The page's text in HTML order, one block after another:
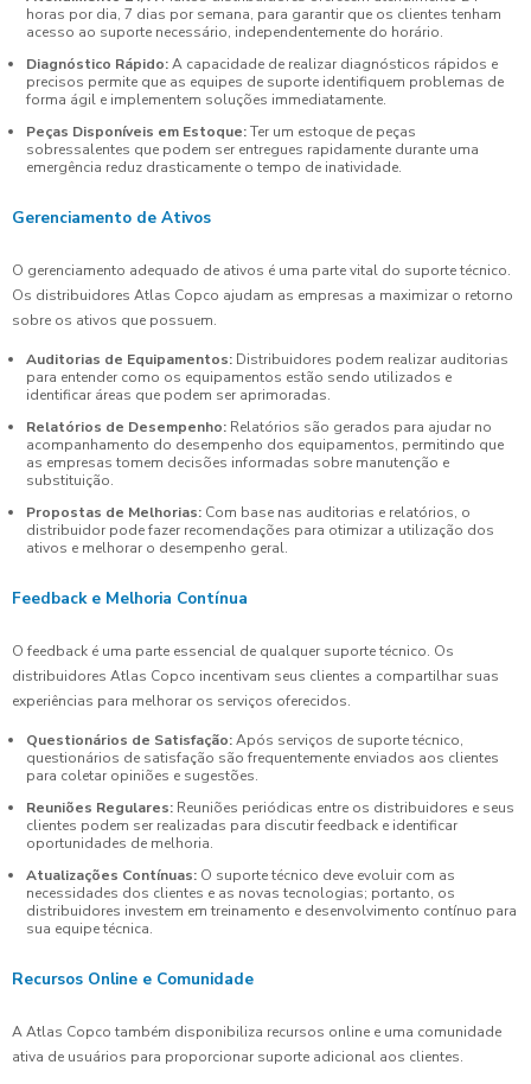
horas por dia, 7 dias por semana, para garantir que os clientes tenham
acesso ao suporte necessário, independentemente do horário.
Diagnóstico Rápido:A capacidade de realizar diagnósticos rápidos e
precisos permite que as equipes de suporte identifiquem problemas de
forma ágil e implementem soluções immediatamente.
Peças Disponíveis em Estoque:Ter um estoque de peças
sobressalentes que podem ser entregues rapidamente durante uma
emergência reduz drasticamente o tempo de inatividade.
Gerenciamento de Ativos
O gerenciamento adequado de ativos é uma parte vital do suporte técnico.
Os distribuidores Atlas Copco ajudam as empresas a maximizar o retorno
sobre os ativos que possuem.
Auditorias de Equipamentos: Distribuidores podem realizar auditorias
para entender como os equipamentos estão sendo utilizados e
identificar áreas que podem ser aprimoradas.
Relatórios de Desempenho: Relatórios são gerados para ajudar no
acompanhamento do desempenho dos equipamentos, permitindo que
as empresas tomem decisões informadas sobre manutenção e
substituição.
Propostas de Melhorias: Com base nas auditorias e relatórios, o
distribuidor pode fazer recomendações para otimizar a utilização dos
ativos e melhorar o desempenho geral.
Feedback e Melhoria Contínua
O feedback é uma parte essencial de qualquer suporte técnico. Os
distribuidores Atlas Copco incentivam seus clientes a compartilhar suas
experiências para melhorar os serviços oferecidos.
Questionários de Satisfação:Após serviços de suporte técnico,
questionários de satisfação são frequentemente enviados aos clientes
para coletar opiniões e sugestões.
Reuniões Regulares: Reuniões periódicas entre os distribuidores e seus
clientes podem ser realizadas para discutir feedback e identificar
oportunidades de melhoria.
Atualizações Contínuas: O suporte técnico deve evoluir com as
necessidades dos clientes e as novas tecnologias; portanto, os
distribuidores investem em treinamento e desenvolvimento contínuo para
sua equipe técnica.
Recursos Online e Comunidade
A Atlas Copco também disponibiliza recursos online e uma comunidade
ativa de usuários para proporcionar suporte adicional aos clientes.